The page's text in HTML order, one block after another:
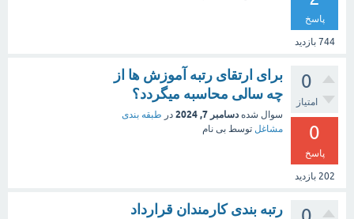
پاسخ
744 بازدید
0
امتیاز
0
پاسخ
202 بازدید
برای ارتقای رتبه آموزش ها از
چه سالی محاسبه میگردد؟
سوال شده دسامبر 7, 2024 در طبقه بندی
مشاغل توسط بی نام
رتبه بندی کارمندان قرارداد